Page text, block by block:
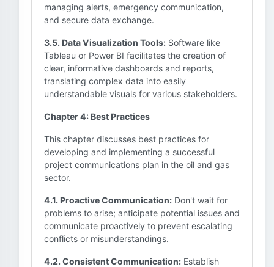
managing alerts, emergency communication,
and secure data exchange.
3.5. Data Visualization Tools: Software like
Tableau or Power BI facilitates the creation of
clear, informative dashboards and reports,
translating complex data into easily
understandable visuals for various stakeholders.
Chapter 4: Best Practices
This chapter discusses best practices for
developing and implementing a successful
project communications plan in the oil and gas
sector.
4.1. Proactive Communication: Don't wait for
problems to arise; anticipate potential issues and
communicate proactively to prevent escalating
conflicts or misunderstandings.
4.2. Consistent Communication: Establish